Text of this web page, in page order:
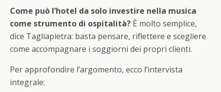
Come può l’hotel da solo investire nella musica
come strumento di ospitalità? È molto semplice,
dice Tagliapietra: basta pensare, riflettere e scegliere
come accompagnare i soggiorni dei propri clienti.
Per approfondire l’argomento, ecco l’intervista
integrale: